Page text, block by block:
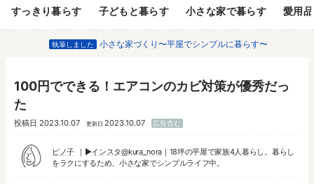
すっきり暮らす 子どもと暮らす 小さな家で暮らす 愛用品
執筆しました 小さな家づくり〜平屋でシンプルに暮らす〜
100円でできる！エアコンのカビ対策が優秀だっ
た
投稿日 2023.10.07 更新日 2023.10.07 広告含む
ピノ子 ▶︎インスタ@kura_nora｜18坪の平屋で家族4人暮らし。暮らし
をラクにするため、小さな家でシンプルライフ中。